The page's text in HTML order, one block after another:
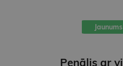
Jaunums